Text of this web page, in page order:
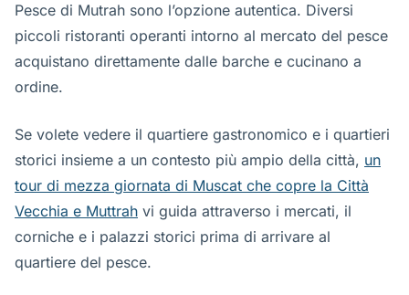
Pesce di Mutrah sono l’opzione autentica. Diversi
piccoli ristoranti operanti intorno al mercato del pesce
acquistano direttamente dalle barche e cucinano a
ordine.
Se volete vedere il quartiere gastronomico e i quartieri
storici insieme a un contesto più ampio della città, un
tour di mezza giornata di Muscat che copre la Città
Vecchia e Muttrah vi guida attraverso i mercati, il
corniche e i palazzi storici prima di arrivare al
quartiere del pesce.